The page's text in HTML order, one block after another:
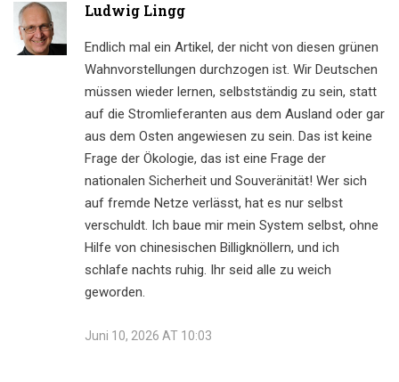
Ludwig Lingg
Endlich mal ein Artikel, der nicht von diesen grünen
Wahnvorstellungen durchzogen ist. Wir Deutschen
müssen wieder lernen, selbstständig zu sein, statt
auf die Stromlieferanten aus dem Ausland oder gar
aus dem Osten angewiesen zu sein. Das ist keine
Frage der Ökologie, das ist eine Frage der
nationalen Sicherheit und Souveränität! Wer sich
auf fremde Netze verlässt, hat es nur selbst
verschuldt. Ich baue mir mein System selbst, ohne
Hilfe von chinesischen Billigknöllern, und ich
schlafe nachts ruhig. Ihr seid alle zu weich
geworden.
Juni 10, 2026 AT 10:03